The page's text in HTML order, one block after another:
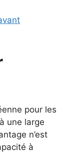
pour les
une large
n’est
à